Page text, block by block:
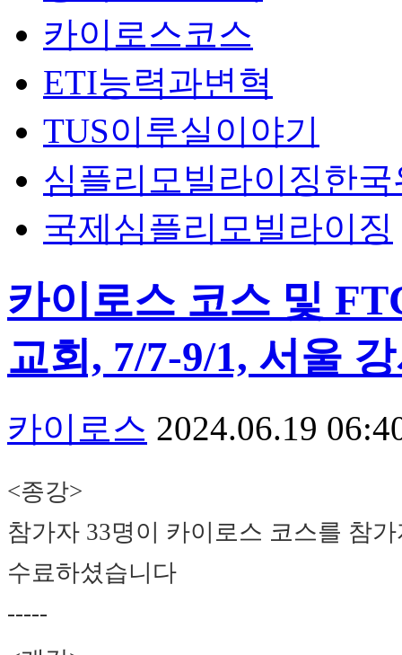
카이로스코스
ETI능력과변혁
TUS이루실이야기
심플리모빌라이징한
국제심플리모빌라이징
카이로스 코스 및
교회, 7/7-9/1, 서울
카이로스 2024.06.19
<종강>
참가자 33명이 카이로스 코스를 참
수료하셨습니다
-----